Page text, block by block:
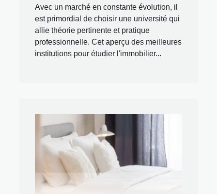
Avec un marché en constante évolution, il
est primordial de choisir une université qui
allie théorie pertinente et pratique
professionnelle. Cet aperçu des meilleures
institutions pour étudier l'immobilier...